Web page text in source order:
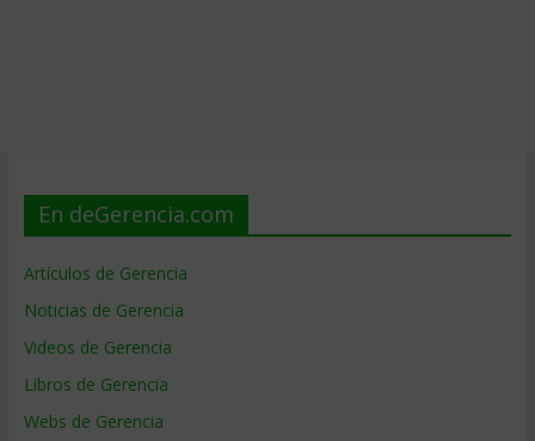
En deGerencia.com
Artículos de Gerencia
Noticias de Gerencia
Videos de Gerencia
Libros de Gerencia
Webs de Gerencia